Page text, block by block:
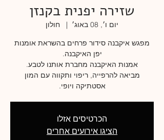
שזירה יפנית בקנזן
יום ו׳, 08 באוג׳
  |
חולון
מפגש איקבנה סידור פרחים בהשראת אומנות
מביאה להרפייה, ריפוי ותקווה עם המון
אסטתיקה ויופי.
הכרטיסים אזלו
הציגו אירועים אחרים